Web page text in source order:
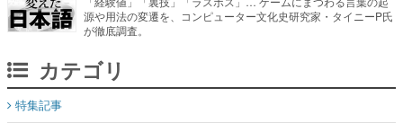
源や用法の変遷を、コンピューター文化史研究家・タイニーP氏
が徹底調査。
カテゴリ
特集記事